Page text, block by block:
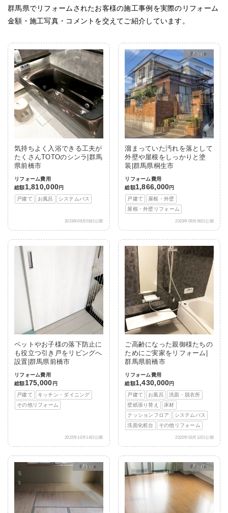
群馬県でリフォームされたお客様の施工事例を実際のリフォーム
金額・施工写真・コメントを交えてご紹介しています。
気持ちよく入浴できる工夫が
たくさんTOTOのシンラ|群馬
県前橋市
リフォーム費用
総額1,810,000円
戸建て
お風呂 システムバス
2023年09月08日公開
After
溜まっていた汚れを落として
外壁や屋根をしっかりと塗
装|群馬県桐生市
リフォーム費用
総額1,866,000円
戸建て
屋根・外壁
屋根・外壁リフォーム
2023年09月06日公開
ペットやお子様の落下防止に
も役立つ引き戸をリビングへ
設置|群馬県前橋市
リフォーム費用
総額175,000 円
戸建て
キッチン・ダイニング
その他リフォーム
2022年10月14日公開
ご高齢になった親御様たちの
ためにご実家をリフォーム|
群馬県前橋市
リフォーム費用
総額1,430,000円
戸建て
お風呂
洗面・脱衣所
壁紙張り替え
床材
クッションフロア
システムバス
洗面化粧台
その他リフォーム
2022年03月12日公開
After After